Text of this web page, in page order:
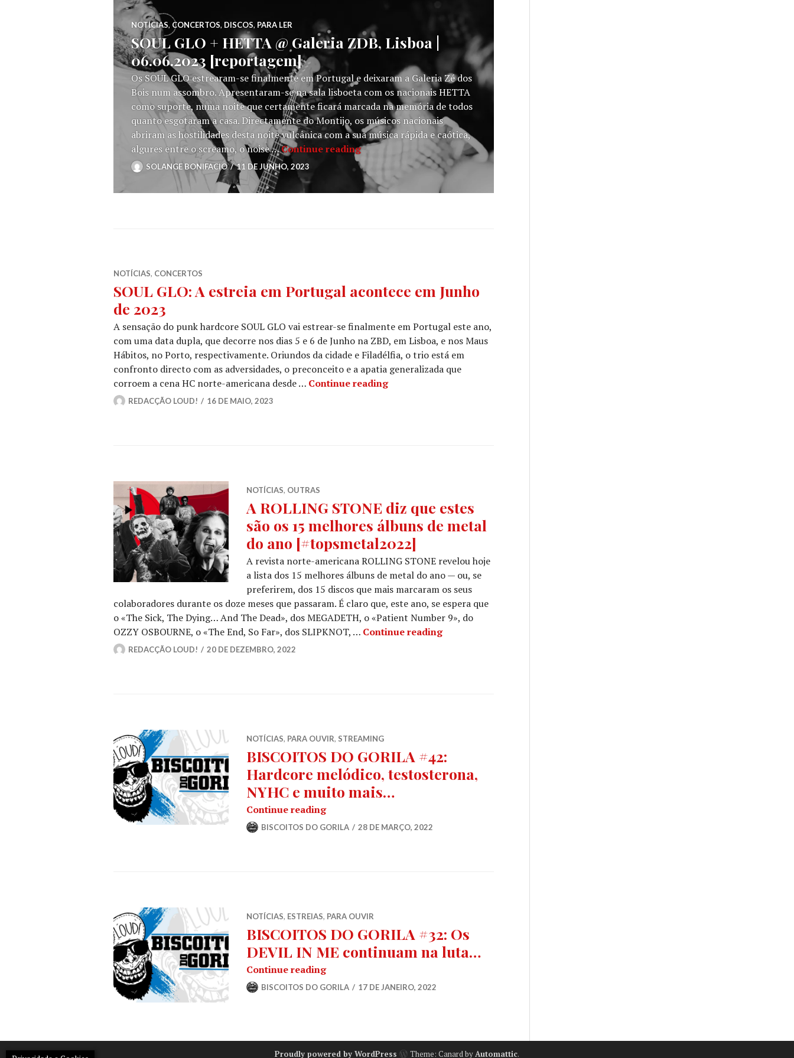
NOTÍCIAS, CONCERTOS, DISCOS, PARA LER
SOUL GLO + HETTA @ Galeria ZDB, Lisboa |
06.06.2023 [reportagem]
Os SOUL GLO estrearam-se finalmente em Portugal e deixaram a Galeria Zé dos
Bois num assombro. Apresentaram-se na sala lisboeta com os nacionais HETTA
como suporte, numa noite que certamente ficará marcada na memória de todos
quanto esgotaram a casa. Directamente do Montijo, os músicos nacionais
abriram as hostilidades desta noite vulcânica com a sua música rápida e caótica,
algures entre o screamo, o noise …Continue readingSOUL GLO + HETTA @ Galeria ZDB, Lisboa | 06.06.2023 [reportagem]
SOLANGE BONIFACIO 11 DE JUNHO, 2023
NOTÍCIAS, CONCERTOS
SOUL GLO: A estreia em Portugal acontece em Junho
de 2023
A sensação do punk hardcore SOUL GLO vai estrear-se finalmente em Portugal este ano,
com uma data dupla, que decorre nos dias 5 e 6 de Junho na ZBD, em Lisboa, e nos Maus
Hábitos, no Porto, respectivamente. Oriundos da cidade e Filadélfia, o trio está em
confronto directo com as adversidades, o preconceito e a apatia generalizada que
corroem a cena HC norte-americana desde … Continue readingSOUL GLO: A estreia em Portugal acontece em Junho de 2023
REDACÇÃO LOUD! 16 DE MAIO, 2023
NOTÍCIAS, OUTRAS
A ROLLING STONE diz que estes
são os 15 melhores álbuns de metal
do ano [#topsmetal2022]
A revista norte-americana ROLLING STONE revelou hoje
a lista dos 15 melhores álbuns de metal do ano — ou, se
preferirem, dos 15 discos que mais marcaram os seus
colaboradores durante os doze meses que passaram. É claro que, este ano, se espera que
o «The Sick, The Dying… And The Dead», dos MEGADETH, o «Patient Number 9», do
OZZY OSBOURNE, o «The End, So Far», dos SLIPKNOT, … Continue readingA ROLLING STONE diz que estes são os 15 melhores álbuns de metal do
REDACÇÃO LOUD! 20 DE DEZEMBRO, 2022
NOTÍCIAS, PARA OUVIR, STREAMING
BISCOITOS DO GORILA #42:
Hardcore melódico, testosterona,
NYHC e muito mais…
Continue readingBISCOITOS DO GORILA #42: Hardcore melódico, testosterona, NYHC e muito mais…
BISCOITOS DO GORILA 28 DE MARÇO, 2022
NOTÍCIAS, ESTREIAS, PARA OUVIR
BISCOITOS DO GORILA #32: Os
DEVIL IN ME continuam na luta…
Continue readingBISCOITOS DO GORILA #32: Os DEVIL IN ME continuam na luta…
BISCOITOS DO GORILA 17 DE JANEIRO, 2022
Proudly powered by WordPress Theme: Canard byAutomattic.